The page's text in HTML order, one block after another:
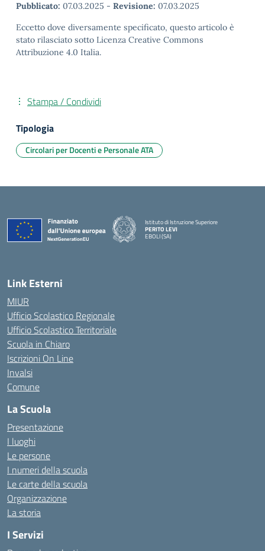
Pubblicato: 07.03.2025 - Revisione: 07.03.2025
Eccetto dove diversamente specificato, questo articolo è
stato rilasciato sotto Licenza Creative Commons
Attribuzione 4.0 Italia.
Stampa / Condividi
Tipologia
Circolari per Docenti e Personale ATA
Istituto di Istruzione Superiore
PERITO LEVI
EBOLI (SA)
Link Esterni
MIUR
Ufficio Scolastico Regionale
Ufficio Scolastico Territoriale
Scuola in Chiaro
Iscrizioni On Line
Invalsi
Comune
La Scuola
Presentazione
I luoghi
Le persone
I numeri della scuola
Le carte della scuola
Organizzazione
La storia
I Servizi